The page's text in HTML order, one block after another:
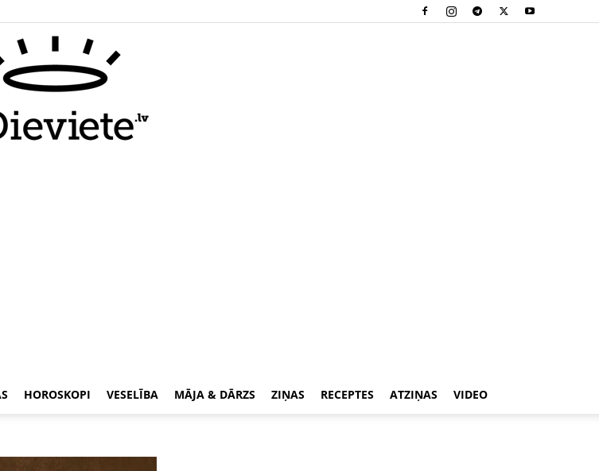
HOROSKOPI VESELĪBA MĀJA & DĀRZS ZIŅAS RECEPTES ATZIŅAS VIDEO